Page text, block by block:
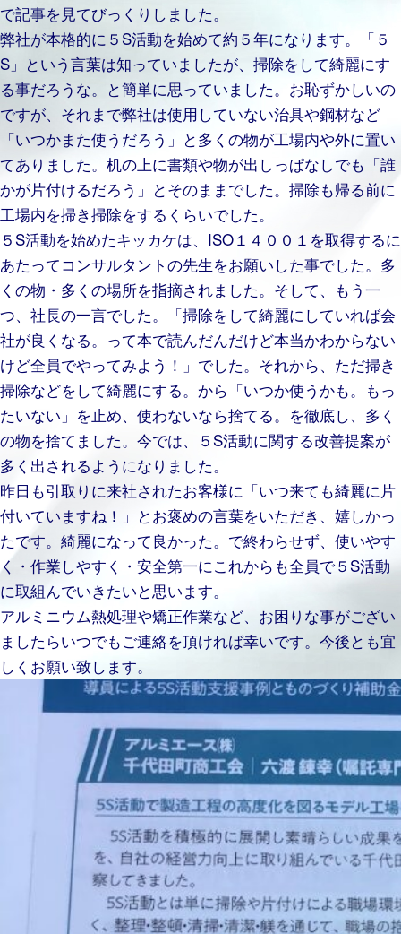
で記事を見てびっくりしました。
弊社が本格的に５S活動を始めて約５年になります。「５
S」という言葉は知っていましたが、掃除をして綺麗にす
る事だろうな。と簡単に思っていました。お恥ずかしいの
ですが、それまで弊社は使用していない治具や鋼材など
「いつかまた使うだろう」と多くの物が工場内や外に置い
てありました。机の上に書類や物が出しっぱなしでも「誰
かが片付けるだろう」とそのままでした。掃除も帰る前に
工場内を掃き掃除をするくらいでした。
５S活動を始めたキッカケは、ISO１４００１を取得するに
あたってコンサルタントの先生をお願いした事でした。多
くの物・多くの場所を指摘されました。そして、もう一
つ、社長の一言でした。「掃除をして綺麗にしていれば会
社が良くなる。って本で読んだんだけど本当かわからない
けど全員でやってみよう！」でした。それから、ただ掃き
掃除などをして綺麗にする。から「いつか使うかも。もっ
たいない」を止め、使わないなら捨てる。を徹底し、多く
の物を捨てました。今では、５S活動に関する改善提案が
多く出されるようになりました。
昨日も引取りに来社されたお客様に「いつ来ても綺麗に片
付いていますね！」とお褒めの言葉をいただき、嬉しかっ
たです。綺麗になって良かった。で終わらせず、使いやす
く・作業しやすく・安全第一にこれからも全員で５S活動
に取組んでいきたいと思います。
アルミニウム熱処理や矯正作業など、お困りな事がござい
ましたらいつでもご連絡を頂ければ幸いです。今後とも宜
しくお願い致します。